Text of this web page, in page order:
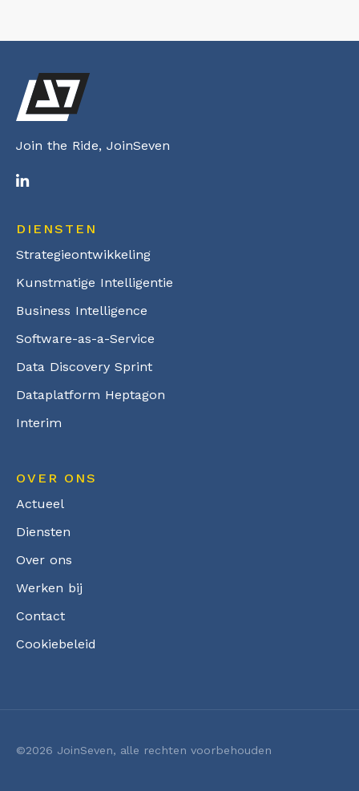
Join the Ride, JoinSeven
DIENSTEN
Strategieontwikkeling
Kunstmatige Intelligentie
Business Intelligence
Software-as-a-Service
Data Discovery Sprint
Dataplatform Heptagon
Interim
OVER ONS
Actueel
Diensten
Over ons
Werken bij
Contact
Cookiebeleid
©2026 JoinSeven, alle rechten voorbehouden